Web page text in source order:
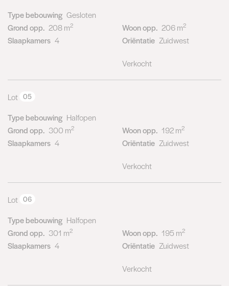
Type bebouwing Gesloten
Grond opp. 208 m2 Woon opp. 206 m2
Slaapkamers 4 Oriëntatie Zuidwest
Verkocht
Lot 05
Type bebouwing Halfopen
Grond opp. 300 m2 Woon opp. 192 m2
Slaapkamers 4 Oriëntatie Zuidwest
Verkocht
Lot 06
Type bebouwing Halfopen
Grond opp. 301 m2 Woon opp. 195 m2
Slaapkamers 4 Oriëntatie Zuidwest
Verkocht